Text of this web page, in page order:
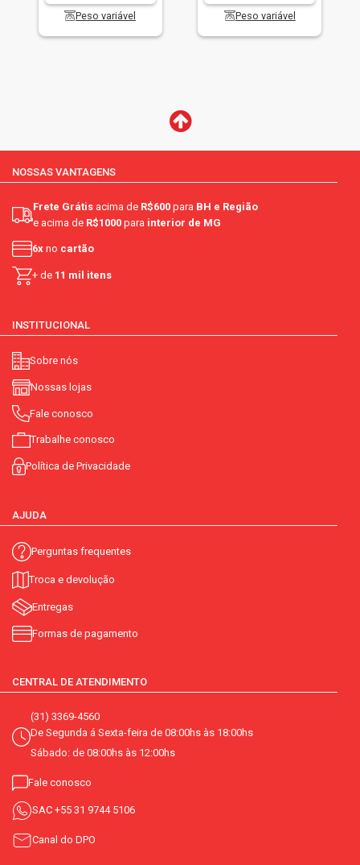
Peso variável Peso variável
NOSSAS VANTAGENS
Frete Grátis acima de R$600 para BH e Região
e acima de R$1000 para interior de MG
6x no cartão
+ de 11 mil itens
INSTITUCIONAL
Sobre nós
Nossas lojas
Fale conosco
Trabalhe conosco
Política de Privacidade
AJUDA
Perguntas frequentes
Troca e devolução
Entregas
Formas de pagamento
CENTRAL DE ATENDIMENTO
(31) 3369-4560
De Segunda á Sexta-feira de 08:00hs às 18:00hs
Sábado: de 08:00hs às 12:00hs
Fale conosco
SAC +55 31 9744 5106
Canal do DPO